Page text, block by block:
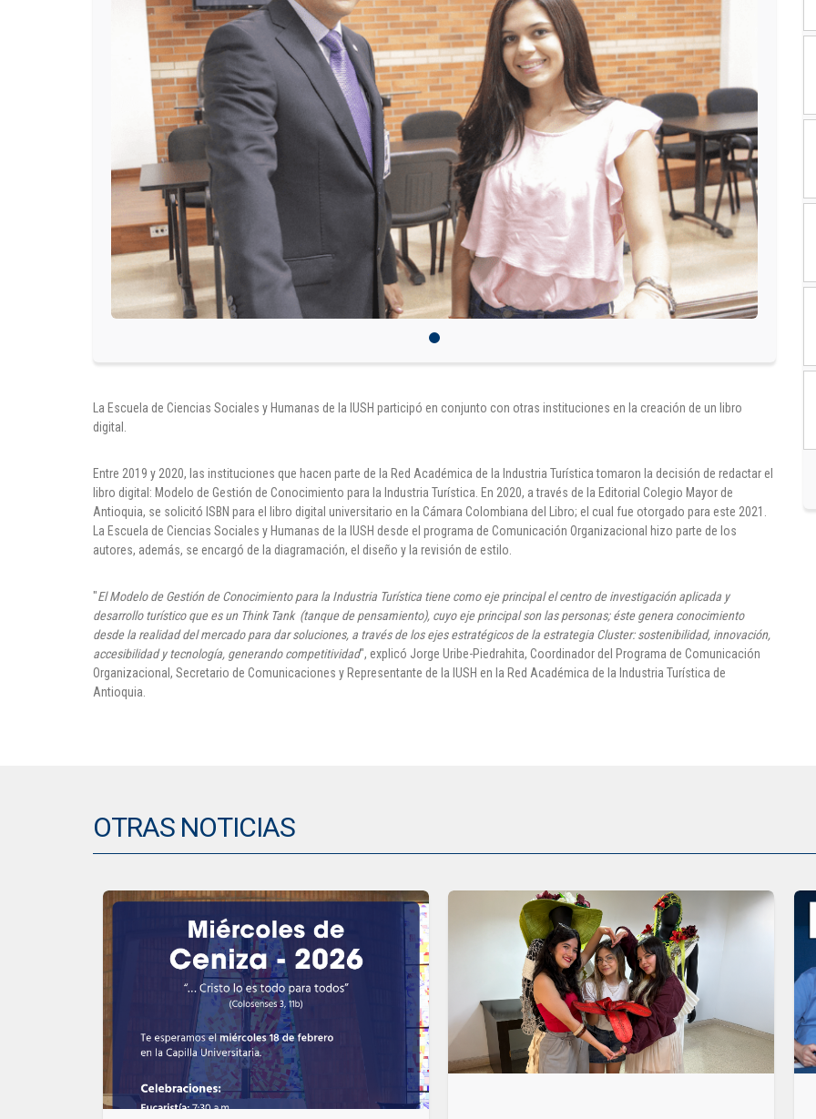
La Escuela de Ciencias Sociales y Humanas de la IUSH participó en conjunto con otras instituciones en la creación de un libro
digital.
Entre 2019 y 2020, las instituciones que hacen parte de la Red Académica de la Industria Turística tomaron la decisión de redactar el
libro digital: Modelo de Gestión de Conocimiento para la Industria Turística. En 2020, a través de la Editorial Colegio Mayor de
Antioquia, se solicitó ISBN para el libro digital universitario en la Cámara Colombiana del Libro; el cual fue otorgado para este 2021.
La Escuela de Ciencias Sociales y Humanas de la IUSH desde el programa de Comunicación Organizacional hizo parte de los
autores, además, se encargó de la diagramación, el diseño y la revisión de estilo.
"El Modelo de Gestión de Conocimiento para la Industria Turística tiene como eje principal el centro de investigación aplicada y
desarrollo turístico que es un Think Tank (tanque de pensamiento), cuyo eje principal son las personas; éste genera conocimiento
desde la realidad del mercado para dar soluciones, a través de los ejes estratégicos de la estrategia Cluster: sostenibilidad, innovación,
accesibilidad y tecnología, generando competitividad", explicó Jorge Uribe-Piedrahita, Coordinador del Programa de Comunicación
Organizacional, Secretario de Comunicaciones y Representante de la IUSH en la Red Académica de la Industria Turística de
Antioquia.
OTRAS NOTICIAS